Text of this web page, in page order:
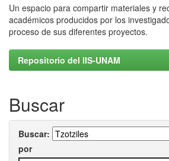
Un espacio para compartir materiales y
académicos producidos por los
proceso de sus diferentes proyectos.
Repositorio del IIS-UNAM
Buscar
Buscar:
por